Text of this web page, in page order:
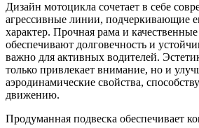
Дизайн мотоцикла сочетает в себе
агрессивные линии, подчеркивающие
характер. Прочная рама и
обеспечивают долговечность и
важно для активных водителей.
только привлекает внимание, но и
аэродинамические свойства,
движению.
Продуманная подвеска обеспечивает